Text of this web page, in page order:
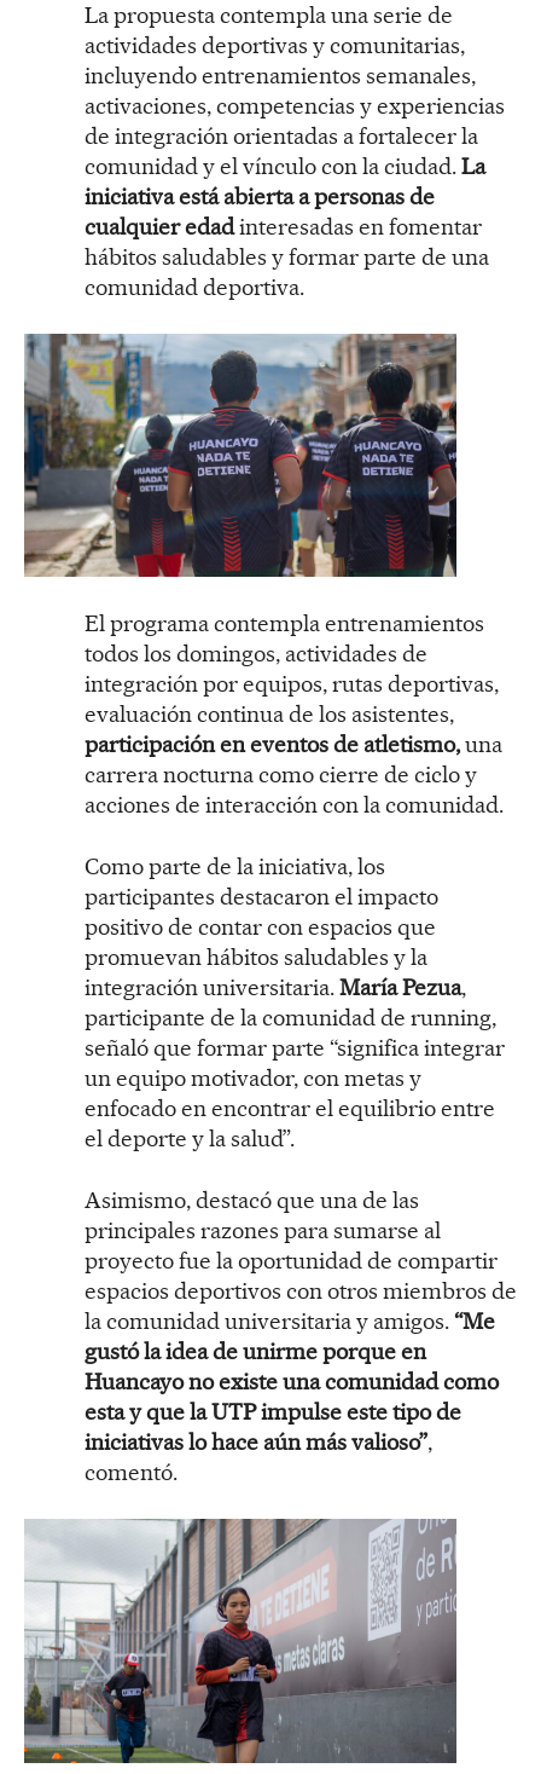
La propuesta contempla una serie de
actividades deportivas y comunitarias,
incluyendo entrenamientos semanales,
activaciones, competencias y experiencias
de integración orientadas a fortalecer la
comunidad y el vínculo con la ciudad.La
iniciativa está abierta a personas de
cualquier edadinteresadas en fomentar
hábitos saludables y formar parte de una
comunidad deportiva.
El programa contempla entrenamientos
todos los domingos, actividades de
integración por equipos, rutas deportivas,
evaluación continua de los asistentes,
participación en eventos de atletismo,una
carrera nocturna como cierre de ciclo y
acciones de interacción con la comunidad.
Como parte de la iniciativa, los
participantes destacaron el impacto
positivo de contar con espacios que
promuevan hábitos saludables y la
integración universitaria.María Pezua,
participante de la comunidad de running,
señaló que formar parte “significa integrar
un equipo motivador, con metas y
enfocado en encontrar el equilibrio entre
el deporte y la salud”.
Asimismo, destacó que una de las
principales razones para sumarse al
proyecto fue la oportunidad de compartir
espacios deportivos con otros miembros de
la comunidad universitaria y amigos.“Me
gustó la idea de unirme porque en
Huancayo no existe una comunidad como
esta y que la UTP impulse este tipo de
iniciativas lo hace aún más valioso”,
comentó.